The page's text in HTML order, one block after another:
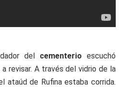
del cementerio escuchó
revisar. A través del vidrio de la
ataúd de Rufina estaba corrida.